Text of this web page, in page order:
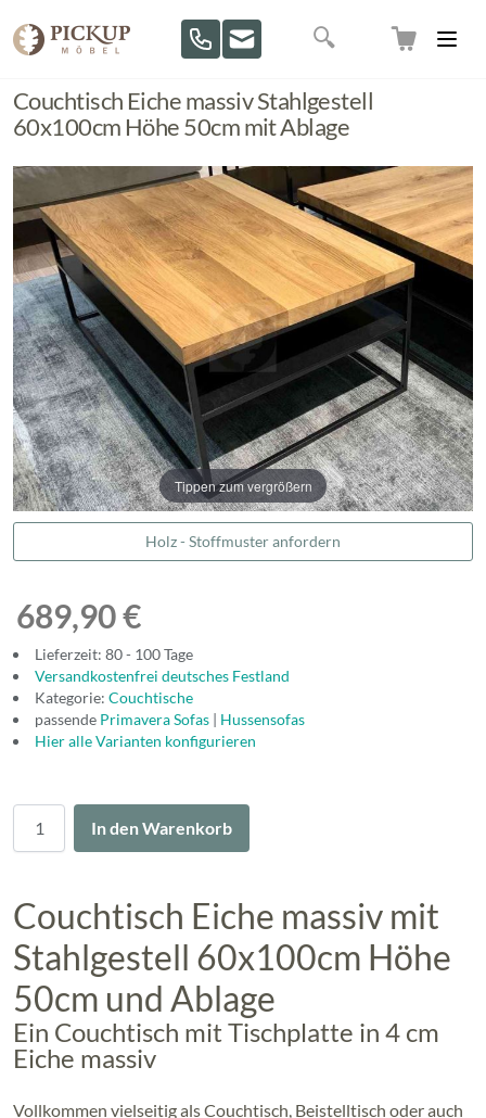
Suche
Couchtisch Eiche massiv Stahlgestell
60x100cm Höhe 50cm mit Ablage
Tippen zum vergrößern
Holz - Stoffmuster anfordern
689,90 €
Lieferzeit: 80 - 100 Tage
Versandkostenfrei deutsches Festland
Kategorie: Couchtische
passende Primavera Sofas | Hussensofas
Hier alle Varianten konfigurieren
In den Warenkorb
Couchtisch Eiche massiv mit
Stahlgestell 60x100cm Höhe
50cm und Ablage
Ein Couchtisch mit Tischplatte in 4 cm
Eiche massiv
Vollkommen vielseitig als Couchtisch, Beistelltisch oder auch